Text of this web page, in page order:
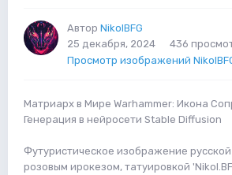
Автор NikolBFG
25 декабря, 2024
436
Просмотр изображений
Матриарх в Мире Warhammer: Икона
Генерация в нейросети Stable Diffusion
Футуристическое изображение
розовым ирокезом, татуировкой